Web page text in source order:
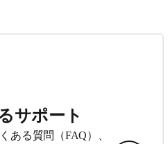
サポート
ある質問（FAQ）、